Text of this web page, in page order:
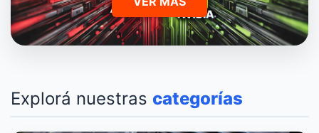
Explorá nuestras categorías